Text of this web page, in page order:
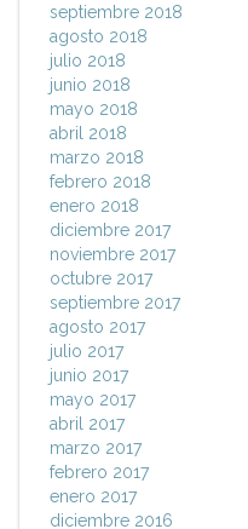
septiembre 2018
agosto 2018
julio 2018
junio 2018
mayo 2018
abril 2018
marzo 2018
febrero 2018
enero 2018
diciembre 2017
noviembre 2017
octubre 2017
septiembre 2017
agosto 2017
julio 2017
junio 2017
mayo 2017
abril 2017
marzo 2017
febrero 2017
enero 2017
diciembre 2016